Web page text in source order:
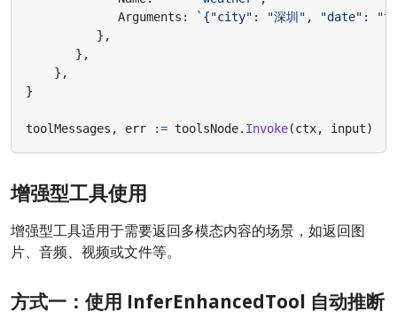
Arguments :
`{"city": "深圳", "date":
},
},
},
}
toolMessages , err := toolsNode. Invoke(ctx, input)
增强型工具使用
增强型工具适用于需要返回多模态内容的场景，如返回图
片、音频、视频或文件等。
方式一：使用 InferEnhancedTool 自动推断